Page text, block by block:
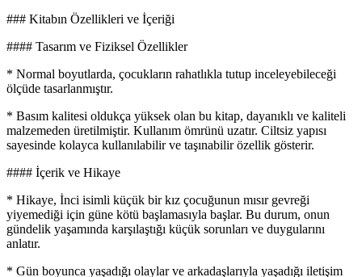
### Kitabın Özellikleri ve İçeriği
#### Tasarım ve Fiziksel Özellikler
* Normal boyutlarda, çocukların rahatlıkla tutup inceleyebileceği
ölçüde tasarlanmıştır.
* Basım kalitesi oldukça yüksek olan bu kitap, dayanıklı ve kaliteli
malzemeden üretilmiştir. Kullanım ömrünü uzatır. Ciltsiz yapısı
sayesinde kolayca kullanılabilir ve taşınabilir özellik gösterir.
#### İçerik ve Hikaye
* Hikaye, İnci isimli küçük bir kız çocuğunun mısır gevreği
yiyemediği için güne kötü başlamasıyla başlar. Bu durum, onun
gündelik yaşamında karşılaştığı küçük sorunları ve duygularını
anlatır.
* Gün boyunca yaşadığı olaylar ve arkadaşlarıyla yaşadığı iletişim